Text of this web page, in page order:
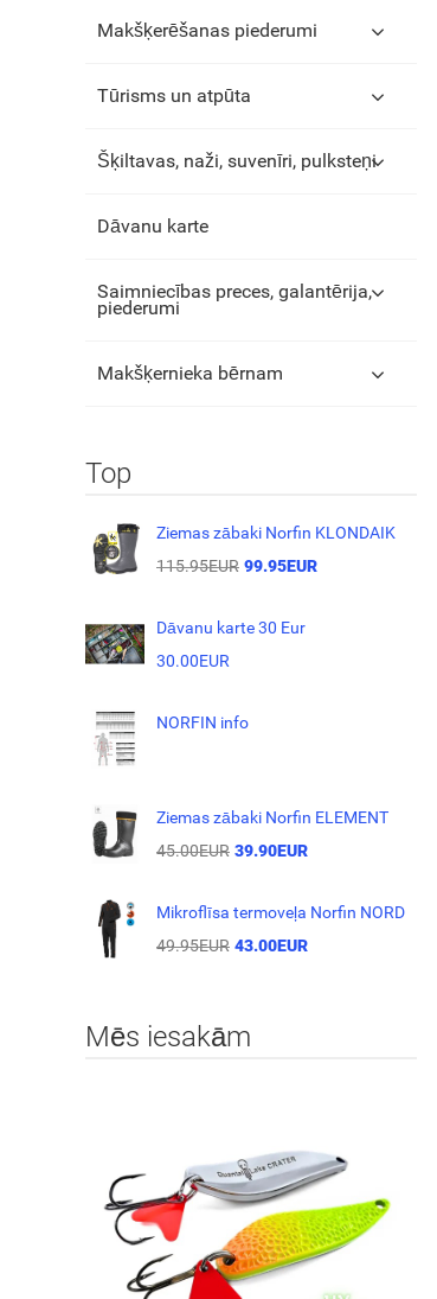
Makšķerēšanas piederumi
Tūrisms un atpūta
Šķiltavas, naži, suvenīri, pulksteņi
Dāvanu karte
Saimniecības preces, galantērija,
piederumi
Makšķernieka bērnam
Top
Ziemas zābaki Norfin KLONDAIK
115.95EUR 99.95EUR
Dāvanu karte 30 Eur
30.00EUR
NORFIN info
Ziemas zābaki Norfin ELEMENT
45.00EUR 39.90EUR
Mikroflīsa termoveļa Norfin NORD
49.95EUR 43.00EUR
Mēs iesakām